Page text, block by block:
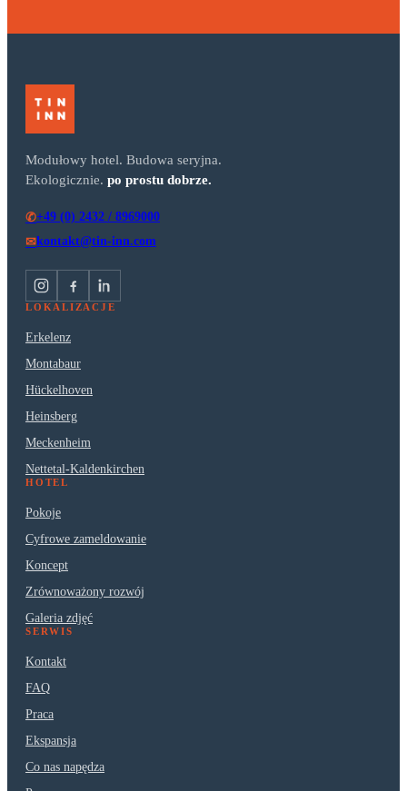
Modułowy hotel. Budowa seryjna.
Ekologicznie. po prostu dobrze.
✆+49 (0) 2432 / 8969000
✉kontakt@tin-inn.com
LOKALIZACJE
Erkelenz
Montabaur
Hückelhoven
Heinsberg
Meckenheim
Nettetal-Kaldenkirchen
HOTEL
Pokoje
Cyfrowe zameldowanie
Koncept
Zrównoważony rozwój
Galeria zdjęć
SERWIS
Kontakt
FAQ
Praca
Ekspansja
Co nas napędza